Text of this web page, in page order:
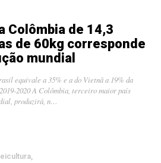
Colômbia de 14,3
de 60kg corresponde
mundial
equivale a 35% e a do Vietnã a 19% da
2020 A Colômbia, terceiro maior país
produzirá, n…